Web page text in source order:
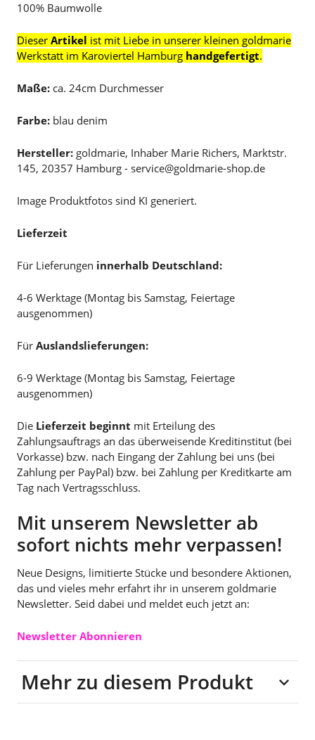
100% Baumwolle
Dieser Artikel ist mit Liebe in unserer kleinen goldmarie
Werkstatt im Karoviertel Hamburg handgefertigt.
Maße: ca. 24cm Durchmesser
Farbe: blau denim
Hersteller: goldmarie, Inhaber Marie Richers, Marktstr.
145, 20357 Hamburg - service@goldmarie-shop.de
Image Produktfotos sind KI generiert.
Lieferzeit
Für Lieferungen innerhalb Deutschland:
4-6 Werktage (Montag bis Samstag, Feiertage
ausgenommen)
Für Auslandslieferungen:
6-9 Werktage (Montag bis Samstag, Feiertage
ausgenommen)
Die Lieferzeit beginnt mit Erteilung des
Zahlungsauftrags an das überweisende Kreditinstitut (bei
Vorkasse) bzw. nach Eingang der Zahlung bei uns (bei
Zahlung per PayPal) bzw. bei Zahlung per Kreditkarte am
Tag nach Vertragsschluss.
Mit unserem Newsletter ab
sofort nichts mehr verpassen!
Neue Designs, limitierte Stücke und besondere Aktionen,
das und vieles mehr erfahrt ihr in unserem goldmarie
Newsletter. Seid dabei und meldet euch jetzt an:
Newsletter Abonnieren
Mehr zu diesem Produkt